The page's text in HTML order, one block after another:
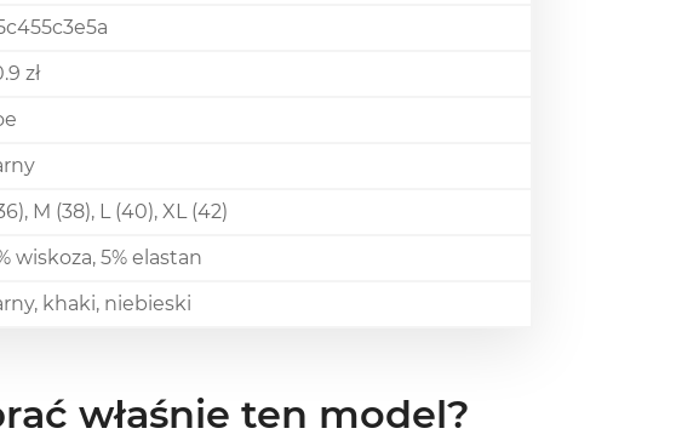
zł
M (38), L (40), XL (42)
wiskoza, 5% elastan
khaki, niebieski
właśnie ten model?